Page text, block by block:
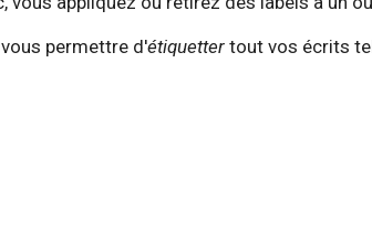
permettre d'étiquetter tout vos écrits